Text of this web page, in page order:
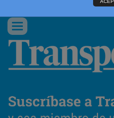
Conmutar
navegación